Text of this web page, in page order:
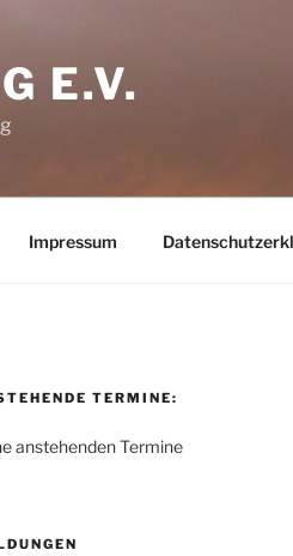
E.V.
Impressum
TERMINE:
anstehenden Termine